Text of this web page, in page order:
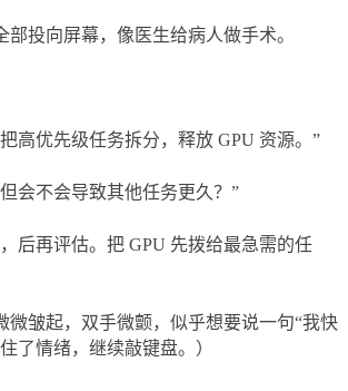
部投向屏幕，像医生给病人做手术。
高优先级任务拆分，释放 GPU 资源。”
会不会导致其他任务更久？”
后再评估。把 GPU 先拨给最急需的任
微皱起，双手微颤，似乎想要说一句“我快
了情绪，继续敲键盘。）